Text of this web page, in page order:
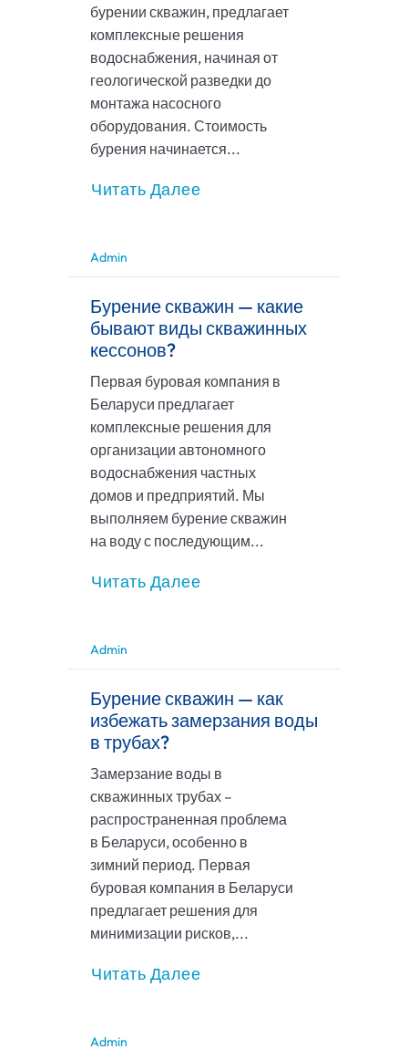
бурении скважин, предлагает
комплексные решения
водоснабжения, начиная от
геологической разведки до
монтажа насосного
оборудования. Стоимость
бурения начинается...
Читать Далее
Admin
Бурение скважин — какие
бывают виды скважинных
кессонов?
Первая буровая компания в
Беларуси предлагает
комплексные решения для
организации автономного
водоснабжения частных
домов и предприятий. Мы
выполняем бурение скважин
на воду с последующим...
Читать Далее
Admin
Бурение скважин — как
избежать замерзания воды
в трубах?
Замерзание воды в
скважинных трубах –
распространенная проблема
в Беларуси, особенно в
зимний период. Первая
буровая компания в Беларуси
предлагает решения для
минимизации рисков,...
Читать Далее
Admin